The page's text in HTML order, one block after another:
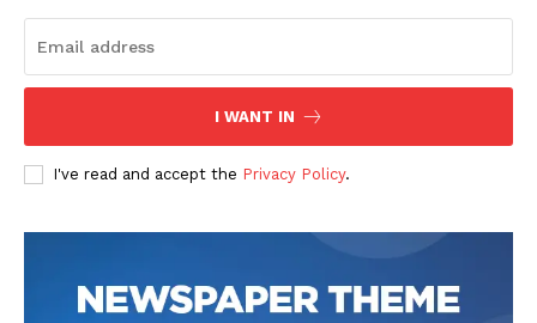
I WANT IN
I've read and accept the Privacy Policy.